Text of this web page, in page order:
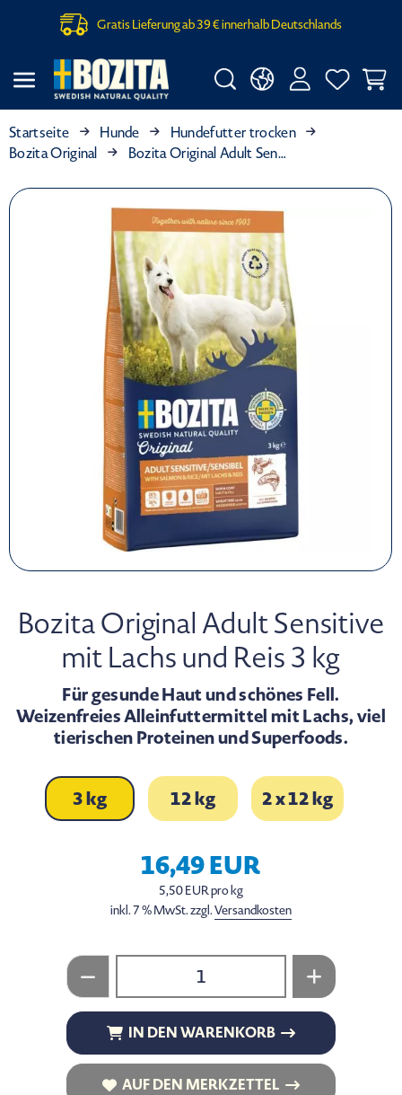
Gratis Lieferung ab 39 € innerhalb Deutschlands
Startseite Hunde
Hundefutter trocken
Bozita Original
Bozita Original Adult Sensitive mit Lachs und Reis 3 kg
Bozita Original Adult Sensitive
mit Lachs und Reis 3 kg
Für gesunde Haut und schönes Fell.
Weizenfreies Alleinfuttermittel mit Lachs, viel
tierischen Proteinen und Superfoods.
3 kg 12 kg 2 x 12 kg
16,49 EUR
5,50 EUR pro kg
inkl. 7 % MwSt. zzgl.Versandkosten
IN DEN WARENKORB
IN DEN WARENKORB
AUF DEN MERKZETTEL
AUF DEN MERKZETTEL